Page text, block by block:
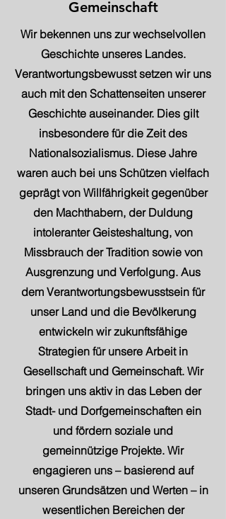
Gemeinschaft
Wir bekennen uns zur wechselvollen
Geschichte unseres Landes.
Verantwortungsbewusst setzen wir uns
auch mit den Schattenseiten unserer
Geschichte auseinander. Dies gilt
insbesondere für die Zeit des
Nationalsozialismus. Diese Jahre
waren auch bei uns Schützen vielfach
geprägt von Willfährigkeit gegenüber
den Machthabern, der Duldung
intoleranter Geisteshaltung, von
Missbrauch der Tradition sowie von
Ausgrenzung und Verfolgung. Aus
dem Verantwortungsbewusstsein für
unser Land und die Bevölkerung
entwickeln wir zukunftsfähige
Strategien für unsere Arbeit in
Gesellschaft und Gemeinschaft. Wir
bringen uns aktiv in das Leben der
Stadt- und Dorfgemeinschaften ein
und fördern soziale und
gemeinnützige Projekte. Wir
engagieren uns – basierend auf
unseren Grundsätzen und Werten – in
wesentlichen Bereichen der